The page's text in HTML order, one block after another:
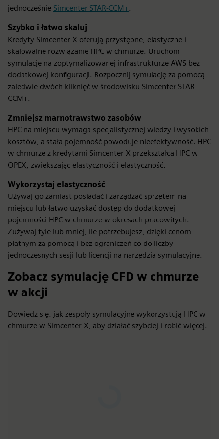
jednocześnie Simcenter STAR-CCM+.
Szybko i łatwo skaluj
Kredyty Simcenter X oferują przystępne, elastyczne i
skalowalne rozwiązanie HPC w chmurze. Uruchom
symulacje na zoptymalizowanej infrastrukturze AWS bez
dodatkowej konfiguracji. Rozpocznij symulację za pomocą
zaledwie dwóch kliknięć w środowisku Simcenter STAR-
CCM+.
Zmniejsz marnotrawstwo zasobów
HPC na miejscu wymaga specjalistycznej wiedzy i wysokich
kosztów, a stała pojemność powoduje nieefektywność. HPC
w chmurze z kredytami Simcenter X przekształca HPC w
OPEX, zwiększając elastyczność i elastyczność.
Wykorzystaj elastyczność
Używaj go zamiast posiadać i zarządzać sprzętem na
miejscu lub łatwo uzyskać dostęp do dodatkowej
pojemności HPC w chmurze w okresach pracowitych.
Zużywaj tyle lub mniej, ile potrzebujesz, dzięki cenom
płatnym za pomocą i bez ograniczeń co do liczby
jednoczesnych sesji lub licencji na narzędzia symulacyjne.
Zobacz symulację CFD w chmurze
w akcji
Dowiedz się, jak zespoły symulacyjne wykorzystują HPC w
chmurze w Simcenter X, aby działać szybciej i robić więcej.